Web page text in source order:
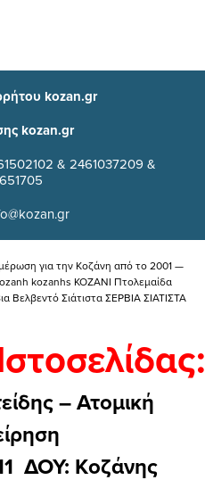
kozan.gr
kozan.gr
& 2461037209 &
για την Kοζάνη από το 2001 —
kozanhs KOZANI Πτολεμαίδα
Σιάτιστα ΣΕΡΒΙΑ ΣΙΑΤΙΣΤΑ
– Ατομική
ΔΟΥ: Kοζάνης